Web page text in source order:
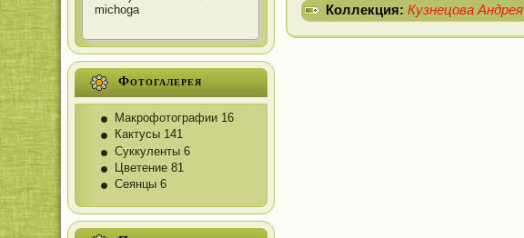
michoga
Фотогалерея
Макрофотографии 16
Кактусы 141
Суккуленты 6
Цветение 81
Сеянцы 6
Коллекция: Кузнецова Андрея